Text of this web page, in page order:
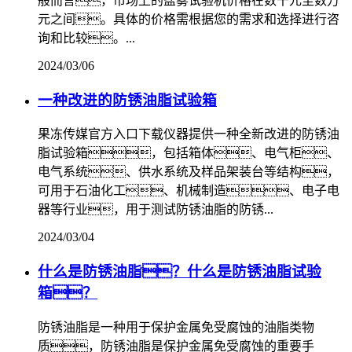
元之间。具体的价格需根据您的需求和选择进行咨
询和比较。...
2024/03/06
一种改进的防锈油脂试验箱
果冻传媒官方入口下载仪器提供一种全新改进的防锈油
脂试验箱，包括箱体、电气柜、
电气系统、供水系统及样品架装台等结构，
可用于石油化工、机械制造、电子电
器等行业，用于测试防锈油脂的防锈...
2024/03/04
什么是防锈油脂？什么是防锈油脂试验
箱？
防锈油脂是一种用于保护金属免受腐蚀的油脂类物
质，防锈油脂是保护金属免受腐蚀的重要手